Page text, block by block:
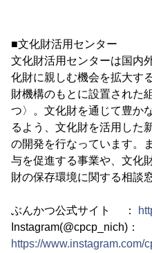
■文化財活用センター
文化財活用センターは国内
化財に親しむ機会を拡大す
財機構のもとに設置された
つ〉。文化財を通じて豊か
るよう、文化財を活用した
の開発を行なっています。
与を促進する事業や、文化
財の保存環境に関する相談
ぶんかつ公式サイト ：
Instagram(@cpcp_nich)：
https://www.instagram.com/